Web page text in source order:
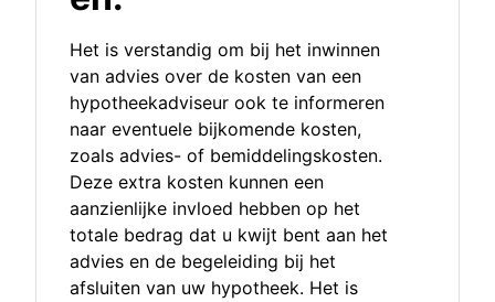
Het is verstandig om bij het inwinnen
van advies over de kosten van een
hypotheekadviseur ook te informeren
naar eventuele bijkomende kosten,
zoals advies- of bemiddelingskosten.
Deze extra kosten kunnen een
aanzienlijke invloed hebben op het
totale bedrag dat u kwijt bent aan het
advies en de begeleiding bij het
afsluiten van uw hypotheek. Het is